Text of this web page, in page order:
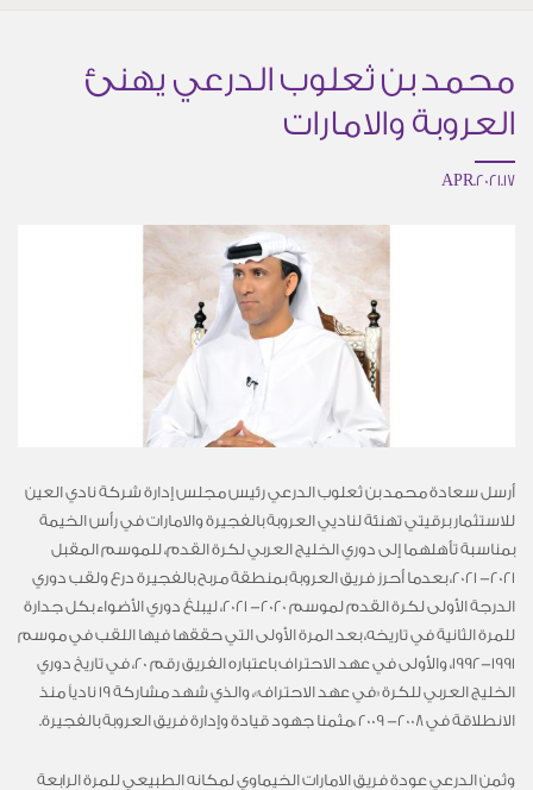
محمد بن ثعلوب الدرعي يهنئ
العروبة والامارات
17.APR.2021
أرسل سعادة محمد بن ثعلوب الدرعي رئيس مجلس إدارة شركة نادي العين
للاستثمار برقيتي تهنئة لناديي العروبة بالفجيرة والامارات في رأس الخيمة
بمناسبة تأهلهما إلى دوري الخليج العربي لكرة القدم، للموسم المقبل
2021- 2021، بعدما أحرز فريق العروبة بمنطقة مربح بالفجيرة درع ولقب دوري
الدرجة الأولى لكرة القدم لموسم 2020- 2021، ليبلغ دوري الأضواء بكل جدارة
للمرة الثانية في تاريخه، بعد المرة الأولى التي حققها فيها اللقب في موسم
1991-1992، والأولى في عهد الاحتراف باعتباره الفريق رقم 20، في تاريخ دوري
الخليج العربي للكرة «في عهد الاحتراف»، والذي شهد مشاركة 19 نادياً منذ
الانطلاقة في 2008- 2009 ،مثمنا جهود قيادة وإدارة فريق العروبة بالفجيرة.
وثمن الدرعي عودة فريق الامارات الخيماوي لمكانه الطبيعي للمرة الرابعة